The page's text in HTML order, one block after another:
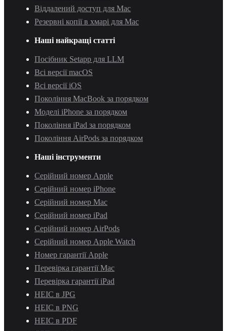
Віддалений доступ для Mac
Резервні копії в хмарі для Mac
Наші найкращі статті
Посібник Setapp для LLM
Всі версії macOS
Всі версії iOS
Покоління MacBook за порядком
Моделі iPhone за порядком
Покоління iPad за порядком
Покоління AirPods за порядком
Наші інструменти
Серійний номер Apple
Серійний номер iPhone
Серійний номер Mac
Серійний номер iPad
Серійний номер AirPods
Серійний номер Apple Watch
Номер гарантії Apple
Перевірка гарантії Mac
Перевірка гарантії iPad
HEIC в JPG
HEIC в PNG
HEIC в PDF